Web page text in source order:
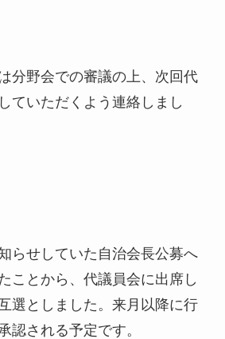
分野会での審議の上、次回代
ていただくよう連絡しまし
らせしていた自治会長公募へ
ことから、代議員会に出席し
選としました。来月以降に行
認される予定です。